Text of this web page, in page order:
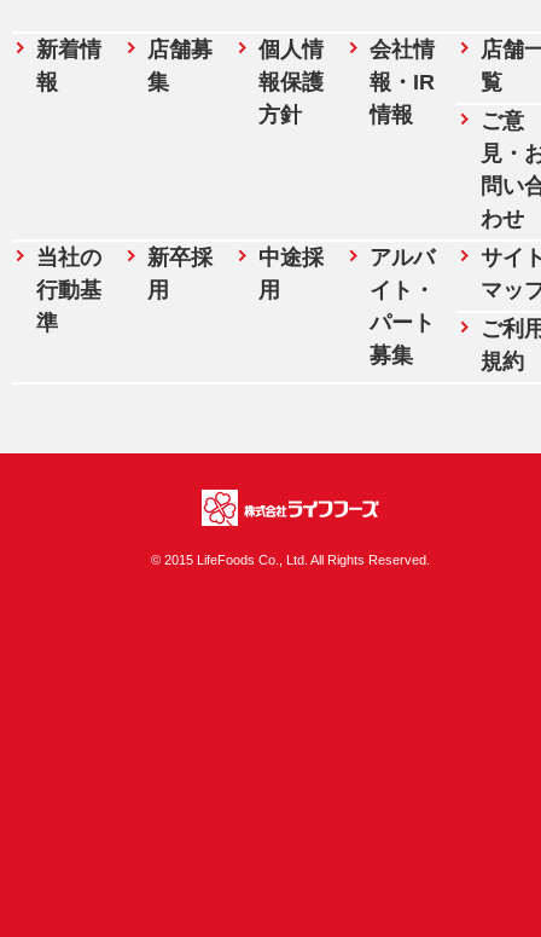
新着情
報
店舗募
集
個人情
報保護
方針
会社情
報・IR
情報
店舗
覧
ご意
見・
問い
わせ
当社の
行動基
準
新卒採
用
中途採
用
アルバ
イト・
パート
募集
サイ
マッ
ご利
規約
© 2015 LifeFoods Co., Ltd. All Rights Reserved.